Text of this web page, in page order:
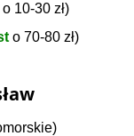
o 10-30 zł)
o 70-80 zł)